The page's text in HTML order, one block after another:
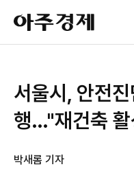
아
주
경
서울시, 안전
행…"재건축
박새롬 기자